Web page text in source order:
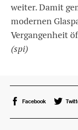
weiter. Damit
modernen
Vergangenheit
(spi)
Facebook